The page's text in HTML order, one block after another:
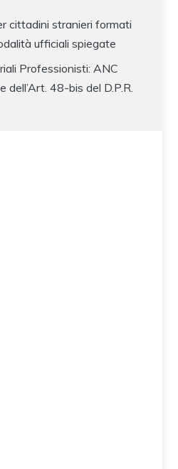
cittadini stranieri formati
ufficiali spiegate
Professionisti: ANC
dell’Art. 48-bis del D.P.R.